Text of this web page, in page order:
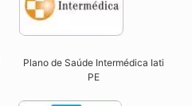
Plano de Saúde Intermédica Iati
PE​